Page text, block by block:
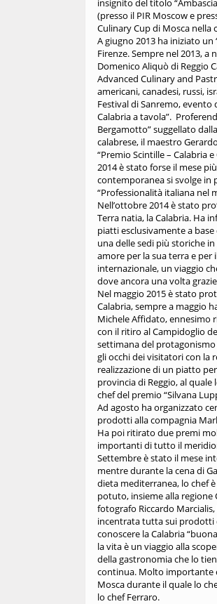
insignito del titolo
(presso il PIR Moscow e
Culinary Cup di Mosca nella
A giugno 2013 ha iniziato
Firenze. Sempre nel 2013,
Domenico Aliquò di Reggio
Advanced Culinary and
americani, canadesi, russi,
Festival di Sanremo, evento
Calabria a tavola”.
Bergamotto” suggellato
calabrese, il maestro
“Premio Scintille – Calabria
2014 è stato forse il mese
contemporanea si svolge in
“Professionalità italiana nel
Nell’ottobre 2014 è stato
Terra natia, la Calabria. Ha
piatti esclusivamente a
una delle sedi più storiche
amore per la sua terra e
internazionale, un viaggio
dove ancora una volta
Nel maggio 2015 è stato
Calabria, sempre a maggio
Michele Affidato, ennesimo
con il ritiro al Campidoglio
settimana del protagonismo
gli occhi dei visitatori con la
realizzazione di un piatto
provincia di Reggio, al
chef del premio “Silvana
Ad agosto ha organizzato
prodotti alla compagnia
Ha poi ritirato due premi
importanti di tutto il
Settembre è stato il mese
mentre durante la cena di
dieta mediterranea, lo chef
potuto, insieme alla regione
fotografo Riccardo
incentrata tutta sui prodotti
conoscere la Calabria
la vita è un viaggio alla
della gastronomia che lo
continua. Molto importante
Mosca durante il quale lo
lo chef Ferraro.